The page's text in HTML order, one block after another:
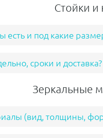
Стойки и
есть и под какие
сроки и доставка?
Зеркальные
(вид, толщины,